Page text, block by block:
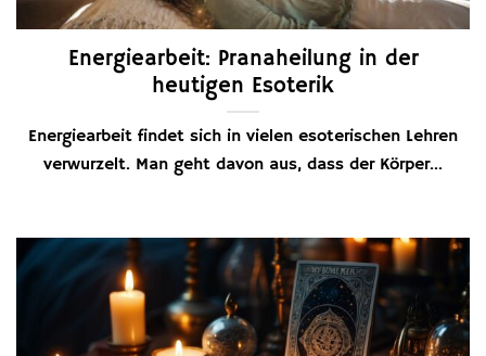
Energiearbeit: Pranaheilung in der
heutigen Esoterik
Energiearbeit findet sich in vielen esoterischen Lehren
verwurzelt. Man geht davon aus, dass der Körper...